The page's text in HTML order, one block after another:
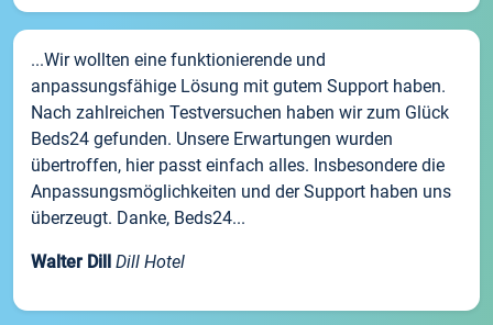
...Wir wollten eine funktionierende und
anpassungsfähige Lösung mit gutem Support haben.
Nach zahlreichen Testversuchen haben wir zum Glück
Beds24 gefunden. Unsere Erwartungen wurden
übertroffen, hier passt einfach alles. Insbesondere die
Anpassungsmöglichkeiten und der Support haben uns
überzeugt. Danke, Beds24...
Walter Dill Dill Hotel